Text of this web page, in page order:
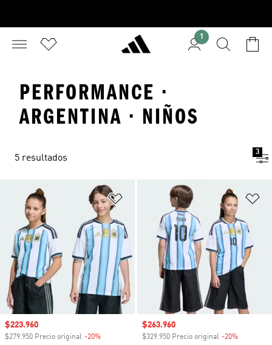
1
PERFORMANCE ·
ARGENTINA · NIÑOS
5 resultados
3
Añadir a la lista de deseos
Precio de venta
$223.960
$279.950 Precio original -20%
Precio de venta
$263.960
$329.950 Precio original -20%